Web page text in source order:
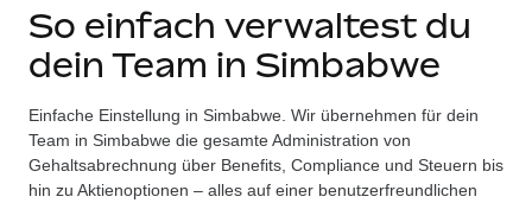
WELTWEITE BESCHÄFTIGUNG
Globale Payroll
Einfache, rechtssicher Payroll
Employer of Record
Lösungen
WELTWEITE ABDECKUNG
Country Explorer
Länderspezifische Unterstützung bei der Einstellung
Ressourcen
TOOLS UND RECHNER
Preise
So einfach verwaltest du
dein Team in Simbabwe
Einfache Einstellung in Simbabwe. Wir übernehmen für dein
Team in Simbabwe die gesamte Administration von
Gehaltsabrechnung über Benefits, Compliance und Steuern bis
hin zu Aktienoptionen – alles auf einer benutzerfreundlichen